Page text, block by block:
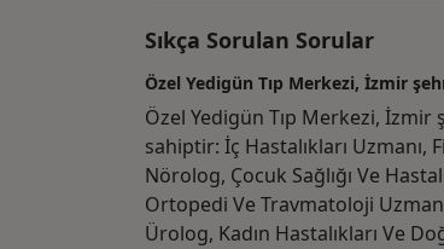
Sıkça Sorulan Sorular
Özel Yedigün Tıp Merkezi, İzmir
Özel Yedigün Tıp Merkezi,
sahiptir: İç Hastalıkları
Nörolog, Çocuk Sağlığı Ve
Ortopedi Ve Travmatoloji
Ürolog, Kadın Hastalıkları Ve